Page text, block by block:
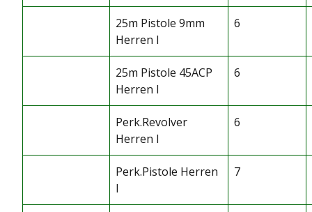
25m Pistole 9mm
Herren I
6
25m Pistole 45ACP
Herren I
6
Perk.Revolver
Herren I
6
Perk.Pistole Herren
I
7